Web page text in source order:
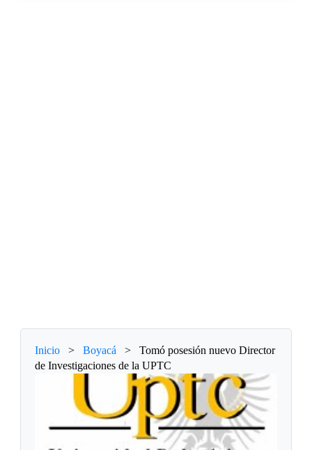
Inicio > Boyacá >
Tomó posesión nuevo Director
de Investigaciones de la UPTC